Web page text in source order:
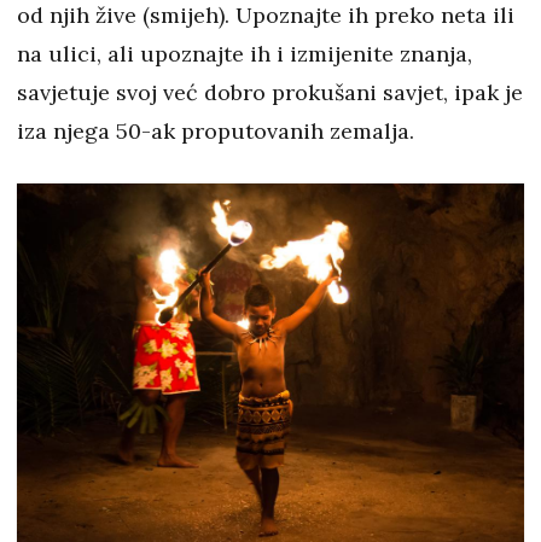
od njih žive (smijeh). Upoznajte ih preko neta ili
na ulici, ali upoznajte ih i izmijenite znanja,
savjetuje svoj već dobro prokušani savjet, ipak je
iza njega 50-ak proputovanih zemalja.